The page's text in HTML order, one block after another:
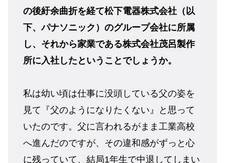
の後紆余曲折を経て松下電器株式会社（以
下、パナソニック）のグループ会社に所属
し、それから家業である株式会社茂呂製作
所に入社したということでしょうか。
私は幼い頃は仕事に没頭している父の姿を
見て『父のようになりたくない』と思って
いたのです。父に言われるがまま工業高校
へ進んだのですが、その違和感がずっと心
に残っていて、結局1年生で中退してしまい